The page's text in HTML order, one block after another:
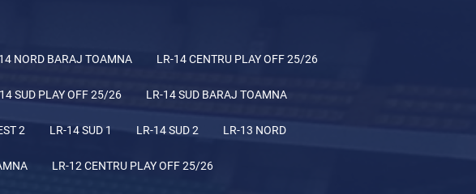
NORD BARAJ TOAMNA LR-14 CENTRU PLAY OFF 25/26
SUD PLAY OFF 25/26 LR-14 SUD BARAJ TOAMNA
2 LR-14 SUD 1 LR-14 SUD 2 LR-13 NORD
LR-12 CENTRU PLAY OFF 25/26